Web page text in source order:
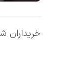
خریداران